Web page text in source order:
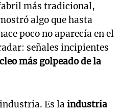
más tradicional,
algo que hasta
poco no aparecía en el
señales incipientes
más golpeado de la
Es laindustria